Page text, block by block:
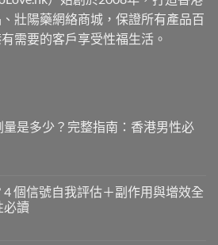
壯陽藥網絡商城，保證所有產品百
需要的客戶享受性福生活。
量是多少？完整指南：香港男性必
個信號自我評估＋副作用與增效全
必讀